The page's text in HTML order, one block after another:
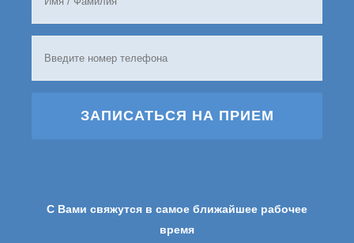
ЗАПИСАТЬСЯ НА ПРИЕМ
С Вами свяжутся в самое ближайшее рабочее
время